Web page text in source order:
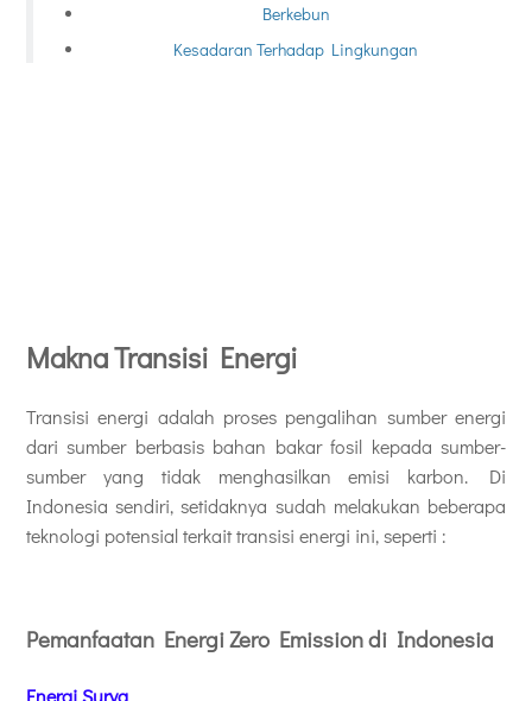
Berkebun
Kesadaran Terhadap Lingkungan
Makna Transisi Energi
Transisi energi adalah proses pengalihan sumber energi
dari sumber berbasis bahan bakar fosil kepada sumber-
sumber yang tidak menghasilkan emisi karbon. Di
Indonesia sendiri, setidaknya sudah melakukan beberapa
teknologi potensial terkait transisi energi ini, seperti :
Pemanfaatan Energi Zero Emission di Indonesia